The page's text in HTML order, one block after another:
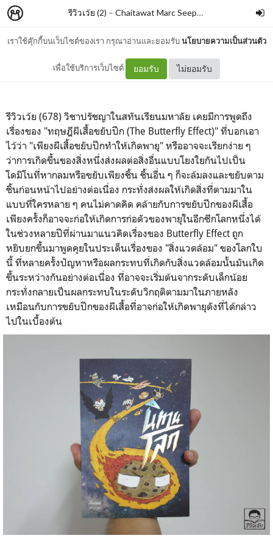
เราใช้คุ๊กกี้บนเว็บไซต์ของเรา กรุณาอ่านและยอมรับนโยบายความเป็นส่วนตัว
เพื่อใช้บริการเว็บไซต์ ยอมรับ ไม่ยอมรับ
รีวิวเว้ย (2) – Chaitawat Marc Seephongsai
นิทานโลก By สะอาด
รีวิวเว้ย (678) วิชาปรัชญาในสทันเรียนมหาลัย เคยมีการพูดถึง
เรื่องของ "ทฤษฎีผีเสื้อขยับปีก (The Butterfly Effect)" ที่บอกเอา
ไว้ว่า "เพียงผีเสื้อขยับปีกทำให้เกิดพายุ" หรืออาจจะเรียกง่าย ๆ
ว่าการเกิดขึ้นของสิ่งหนึ่งส่งผลต่อสิ่งอื่นแบบโยงใยกันไปเป็น
โดมิโนที่หากลมหรือขยับเพียงชิ้น ชิ้นอื่น ๆ ก็จะล้มลงและขยับตาม
ชิ้นก่อนหน้าไปอย่างต่อเนื่อง กระทั่งส่งผลให้เกิดสิ่งที่ตามมาใน
แบบที่ใครหลาย ๆ คนไม่คาดคิด คล้ายกับการขยับปีกของผีเสื้อ
เพียงครั้งก็อาจจะก่อให้เกิดการก่อตัวของพายุในอีกซีกโลกหนึ่งได้
ในช่วงหลายปีที่ผ่านมาแนวคิดเรื่องของ Butterfly Effect ถูก
หยิบยกขึ้นมาพูดคุยในประเด็นเรื่องของ "สิ่งแวดล้อม" ของโลกใบ
นี้ ที่หลายครั้งปัญหาหรือผลกระทบที่เกิดกับสิ่งแวดล้อมนั้นมันเกิด
ขึ้นระหว่างกันอย่างต่อเนื่อง ที่อาจจะเริ่มต้นจากระดับเล็กน้อย
กระทั่งกลายเป็นผลกระทบในระดับวิกฤติตามมาในภายหลัง
เหมือนกับการขยับปีกของผีเสื้อที่อาจก่อให้เกิดพายุดังที่ได้กล่าว
ไปในเบื้องต้น